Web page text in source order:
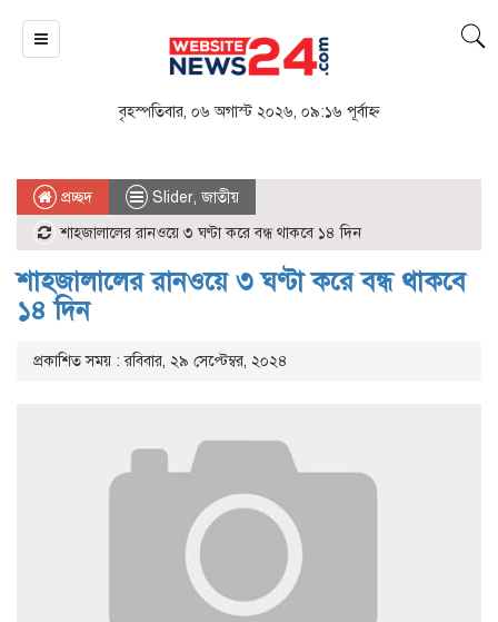
বৃহস্পতিবার, ০৬ অগাস্ট ২০২৬, ০৯:১৬ পূর্বাহ্ন
প্রচ্ছদ Slider,জাতীয়
শাহজালালের রানওয়ে ৩ ঘণ্টা করে বন্ধ থাকবে ১৪ দিন
শাহজালালের রানওয়ে ৩ ঘণ্টা করে বন্ধ থাকবে
১৪ দিন
প্রকাশিত সময় : রবিবার, ২৯ সেপ্টেম্বর, ২০২৪